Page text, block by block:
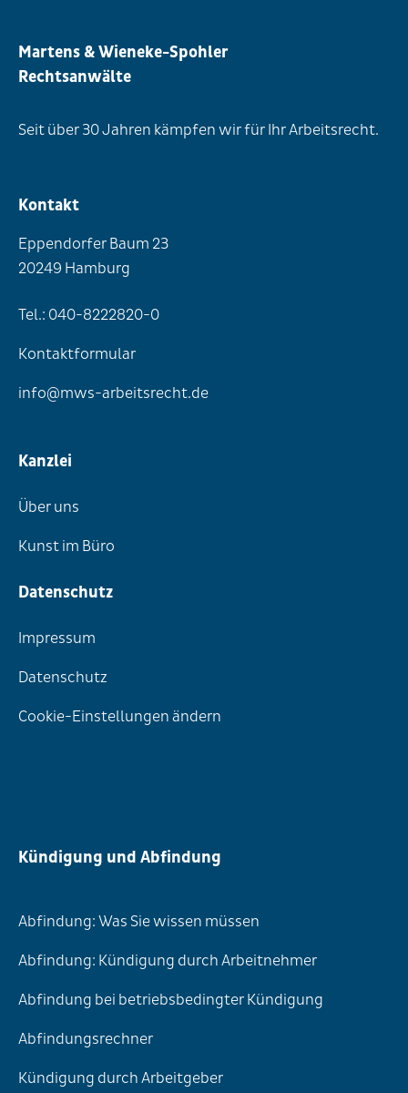
Martens & Wieneke-Spohler
Rechtsanwälte
Seit über 30 Jahren kämpfen wir für Ihr Arbeitsrecht.
Kontakt
Eppendorfer Baum 23
20249 Hamburg
Tel.: 040-8222820-0
Kontaktformular
info@mws-arbeitsrecht.de
Kanzlei
Über uns
Kunst im Büro
Datenschutz
Impressum
Datenschutz
Cookie-Einstellungen ändern
Kündigung und Abfindung
Abfindung: Was Sie wissen müssen
Abfindung: Kündigung durch Arbeitnehmer
Abfindung bei betriebsbedingter Kündigung
Abfindungsrechner
Kündigung durch Arbeitgeber